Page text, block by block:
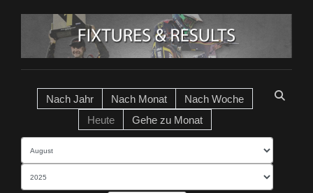
Nach Jahr Nach Monat
Nach Woche
Heute
Gehe zu Monat